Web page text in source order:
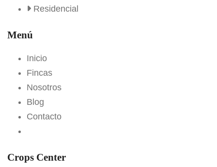
Residencial
Menú
Inicio
Fincas
Nosotros
Blog
Contacto
Crops Center